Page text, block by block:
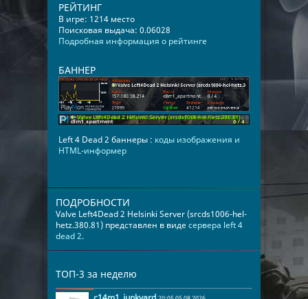
РЕЙТИНГ
В игре: 1214 место
Поисковая выдача: 0.06028
Подробная информация о рейтинге
БАННЕР
Left 4 Dead 2 баннеры : коды изображения и
HTML-информер
ПОДРОБНОСТИ
Valve Left4Dead 2 Helsinki Server (srcds1006-hel-
hetz.380.81) представлен в видесервера left 4
dead 2.
ТОП-3 за неделю